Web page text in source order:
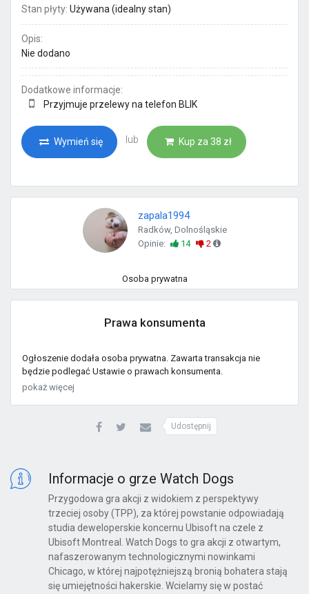
Stan płyty: Używana (idealny stan)
Opis:
Nie dodano
Dodatkowe informacje:
Przyjmuje przelewy na telefon BLIK
Wymień się lub Kup za 38 zł
zapala1994
Radków, Dolnośląskie
Opinie:
14 2
Osoba prywatna
Prawa konsumenta
Ogłoszenie dodała osoba prywatna. Zawarta transakcja nie
będzie podlegać Ustawie o prawach konsumenta.
pokaż więcej
Udostępnij
Informacje o grze Watch Dogs
Przygodowa gra akcji z widokiem z perspektywy
trzeciej osoby (TPP), za której powstanie odpowiadają
studia deweloperskie koncernu Ubisoft na czele z
Ubisoft Montreal. Watch Dogs to gra akcji z otwartym,
nafaszerowanym technologicznymi nowinkami
Chicago, w której najpotężniejszą bronią bohatera stają
się umiejętności hakerskie. Wcielamy się w postać